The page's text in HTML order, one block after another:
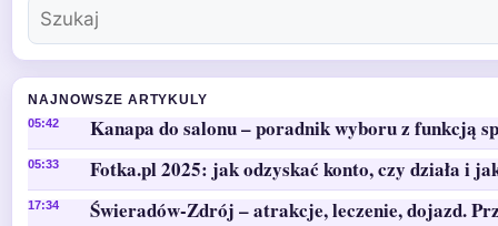
NAJNOWSZE ARTYKULY
05:42 Kanapa do salonu – poradnik wyboru z funkcją
05:33 Fotka.pl 2025: jak odzyskać konto, czy działa i
17:34 Świeradów-Zdrój – atrakcje, leczenie, dojazd.